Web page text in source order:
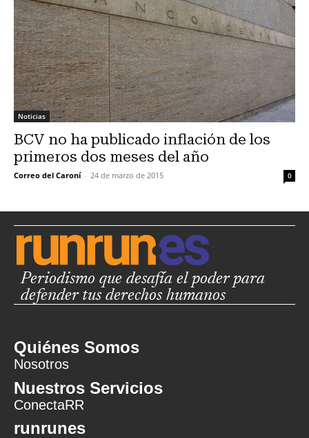
Noticias
BCV no ha publicado inflación de los
primeros dos meses del año
Correo del Caroní - 24 de marzo de 2015 0
Periodismo que desafía el poder para
defender tus derechos humanos
Quiénes Somos
Nosotros
Nuestros Servicios
ConectaRR
runrunes